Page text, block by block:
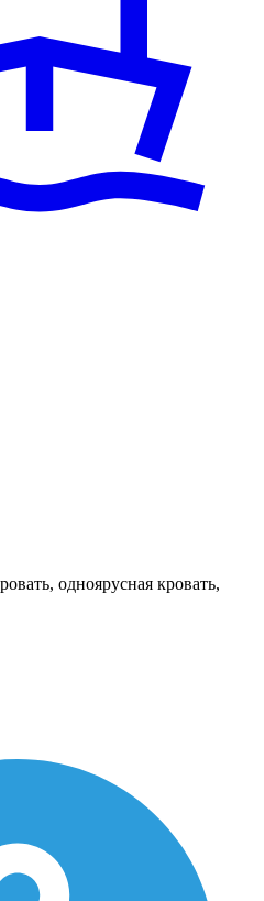
одноярусная кровать,